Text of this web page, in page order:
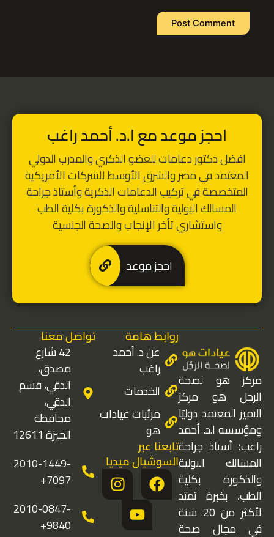
احجز موعد مع ا.د. أحمد راغب
افضل دكتور دعامات للعضو الذكريوالمدرب الدولي
المعتمد في مصر والشرق الأوسط للشركات الأمريكية
المتخصصة في تركيب الدعامات الذكريةوأستاذ جراحة
المسالك البولية والتناسلية والذكورة بكلية الطب
واستشاري تأخر الإنجاب والصحة الجنسية
احجز موعد
مركز هو لصحة
الرجل هو مركز
التميز المعتمد دوليًا
ومؤسسه ا.د. أحمد
راغب؛ أستاذ جراحة
المسالك البولية
والذكورة بكلية
الطب، بخبرة تمتد
لأكثر من 20 سنة
في مجال صحة
روابط هامة
عن د. أحمد
راغب
الخدمات
مرئيات عيادات
هو
تابعنا عبر
السوشيال ميديا
F
a
c
I
n
Y
u
t
تواصل معنا
42 شارع
مصدق،
الدقي، قسم
الدقي،
محافظة
الجيزة 12611
2010-1449-
7097+
2010-0847-
9840+